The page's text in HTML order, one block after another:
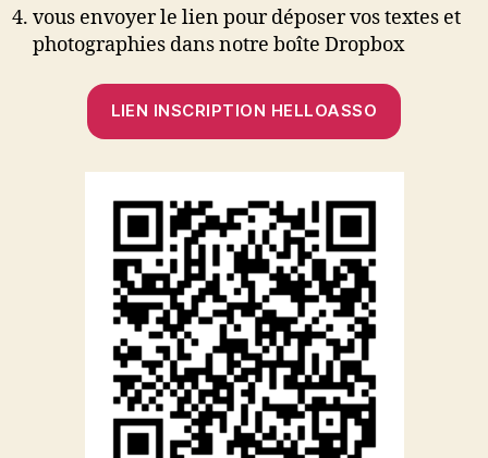
vous envoyer le lien pour déposer vos textes et
photographies dans notre boîte Dropbox
LIEN INSCRIPTION HELLOASSO